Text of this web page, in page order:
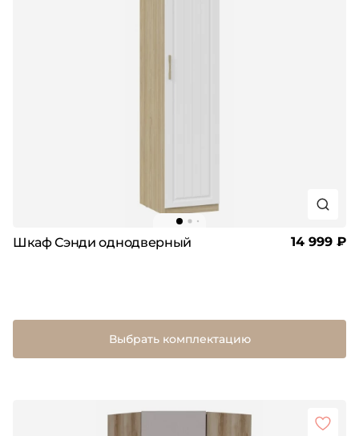
Шкаф Сэнди однодверный 14 999 ₽
Выбрать комплектацию